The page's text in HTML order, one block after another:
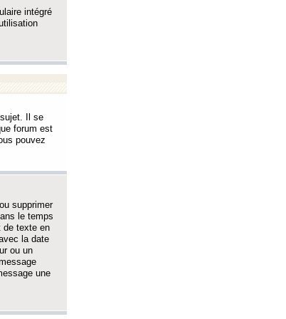
intégré
Il se
forum est
pouvez
supprimer
le temps
de texte en
la date
ou un
une